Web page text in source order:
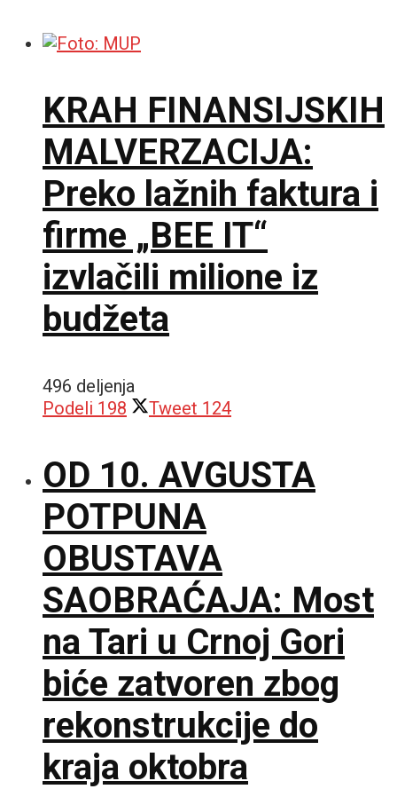
KRAH FINANSIJSKIH
MALVERZACIJA:
Preko lažnih faktura i
firme „BEE IT“
izvlačili milione iz
budžeta
496 deljenja
Podeli 198 Tweet 124
OD 10. AVGUSTA
POTPUNA
OBUSTAVA
SAOBRAĆAJA: Most
na Tari u Crnoj Gori
biće zatvoren zbog
rekonstrukcije do
kraja oktobra